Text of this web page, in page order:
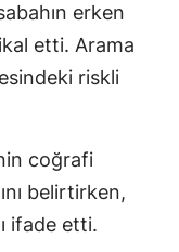
erken
etti. Arama
riskli
coğrafi
belirtirken,
ifade etti.